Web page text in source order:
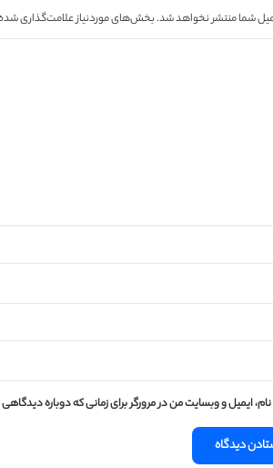
شما منتشر نخواهد شد.بخش‌های موردنیاز علامت‌گذاری
ایمیل و وبسایت من در مرورگر برای زمانی که دوباره